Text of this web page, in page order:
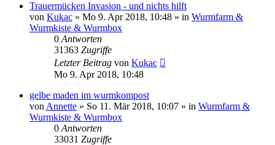
Trauermücken Invasion - und nichts hilft
von Kukac » Mo 9. Apr 2018, 10:48 » in Wurmfarm &
Wurmkiste & Wurmbox
0 Antworten
31363 Zugriffe
Letzter Beitrag von Kukac
Mo 9. Apr 2018, 10:48
gelbe maden im wurmkompost
von Annette » So 11. Mär 2018, 10:07 » in Wurmfarm &
Wurmkiste & Wurmbox
0 Antworten
33031 Zugriffe